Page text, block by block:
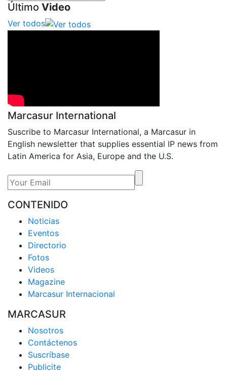
Último Video
Ver todos
Marcasur International
Suscribe to Marcasur International, a Marcasur in
English newsletter that supplies essential IP news from
Latin America for Asia, Europe and the U.S.
CONTENIDO
Noticias
Eventos
Directorio
Fotos
Videos
Magazine
Marcasur Internacional
MARCASUR
Nosotros
Contáctenos
Suscríbase
Publicite